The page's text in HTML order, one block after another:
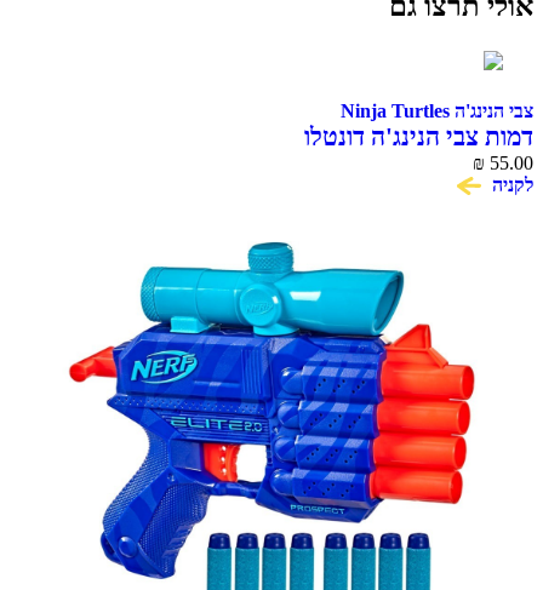
צבי הנינג'ה Ninja Turtles
דמות צבי הנינג'ה דונטלו
₪ 55.00
לקניה